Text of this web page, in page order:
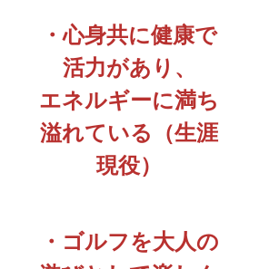
・心身共に健康で
活力があり、
エネルギーに満ち
溢れている（生涯
現役）
・ゴルフを大人の